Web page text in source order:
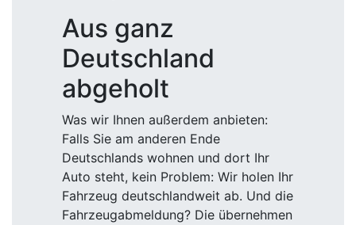
Aus ganz
Deutschland
abgeholt
Was wir Ihnen außerdem anbieten:
Falls Sie am anderen Ende
Deutschlands wohnen und dort Ihr
Auto steht, kein Problem: Wir holen Ihr
Fahrzeug deutschlandweit ab. Und die
Fahrzeugabmeldung? Die übernehmen